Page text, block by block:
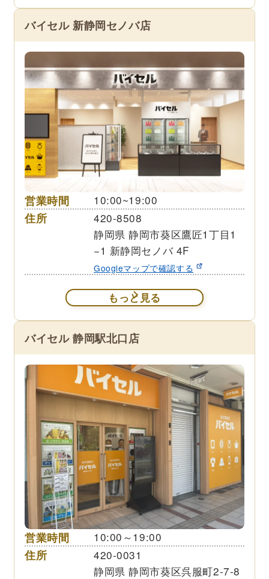
バイセル 新静岡セノバ店
営業時間 10:00~19:00
住所
420-8508
静岡県 静岡市葵区鷹匠1丁目1
−1 新静岡セノバ 4F
Googleマップで確認する
もっと見る
バイセル 静岡駅北口店
営業時間 10:00～19:00
住所
420-0031
静岡県 静岡市葵区呉服町2-7-8